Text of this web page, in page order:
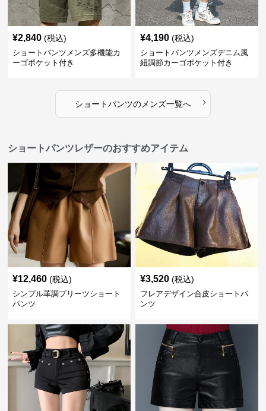
¥2,840 (税込)
ショートパンツメンズ多機能カ
ーゴポケット付き
¥4,190 (税込)
ショートパンツメンズデニム風
紐調節カーゴポケット付き
ショートパンツのメンズ一覧へ ›
ショートパンツレザーのおすすめアイテム
¥12,460 (税込)
シンプル革調プリーツショート
パンツ
¥3,520 (税込)
フレアデザイン合皮ショートパ
ンツ